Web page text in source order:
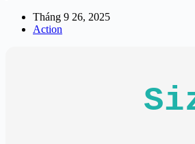
Tháng 9 26, 2025
Action